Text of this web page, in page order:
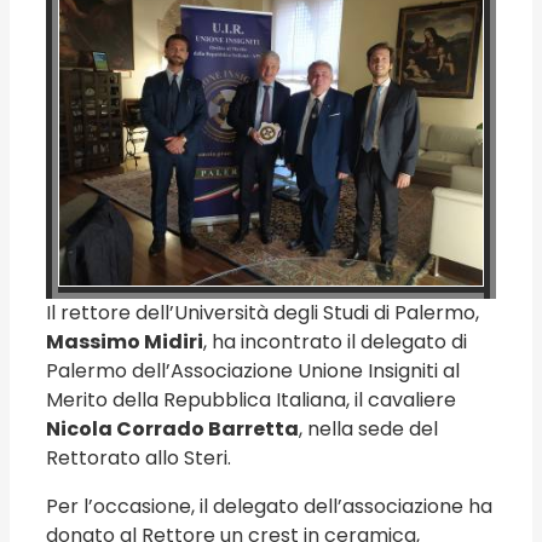
Il rettore dell’Università degli Studi di Palermo,
Massimo Midiri, ha incontrato il delegato di
Palermo dell’Associazione Unione Insigniti al
Merito della Repubblica Italiana, il cavaliere
Nicola Corrado Barretta, nella sede del
Rettorato allo Steri.
Per l’occasione, il delegato dell’associazione ha
donato al Rettore un crest in ceramica,